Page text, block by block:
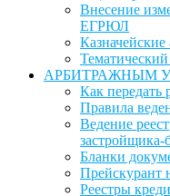
Внесение
ЕГРЮЛ
Тематический
АРБИТРАЖНЫМ
Как передать
Правила
Ведение
застройщика-
Бланки
Прейскурант
Реестры